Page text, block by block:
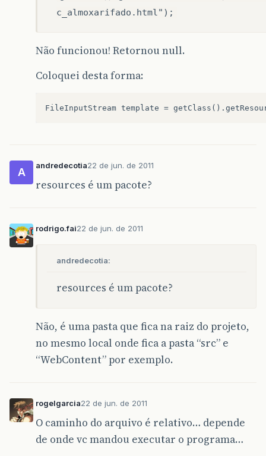
c_almoxarifado.html");
Não funcionou! Retornou null.
Coloquei desta forma:
A
andredecotia22 de jun. de 2011
resources é um pacote?
rodrigo.fai22 de jun. de 2011
andredecotia:
resources é um pacote?
Não, é uma pasta que fica na raiz do projeto,
no mesmo local onde fica a pasta “src” e
“WebContent” por exemplo.
rogelgarcia22 de jun. de 2011
O caminho do arquivo é relativo… depende
de onde vc mandou executar o programa…